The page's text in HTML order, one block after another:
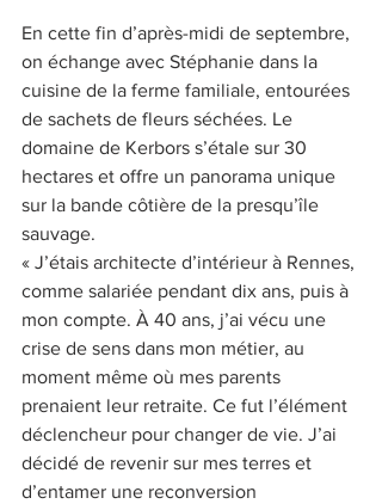
En cette fin d’après-midi de septembre,
on échange avec Stéphanie dans la
cuisine de la ferme familiale, entourées
de sachets de fleurs séchées. Le
domaine de Kerbors s’étale sur 30
hectares et offre un panorama unique
sur la bande côtière de la presqu’île
sauvage.
« J’étais architecte d’intérieur à Rennes,
comme salariée pendant dix ans, puis à
mon compte. À 40 ans, j’ai vécu une
crise de sens dans mon métier, au
moment même où mes parents
prenaient leur retraite. Ce fut l’élément
déclencheur pour changer de vie. J’ai
décidé de revenir sur mes terres et
d’entamer une reconversion